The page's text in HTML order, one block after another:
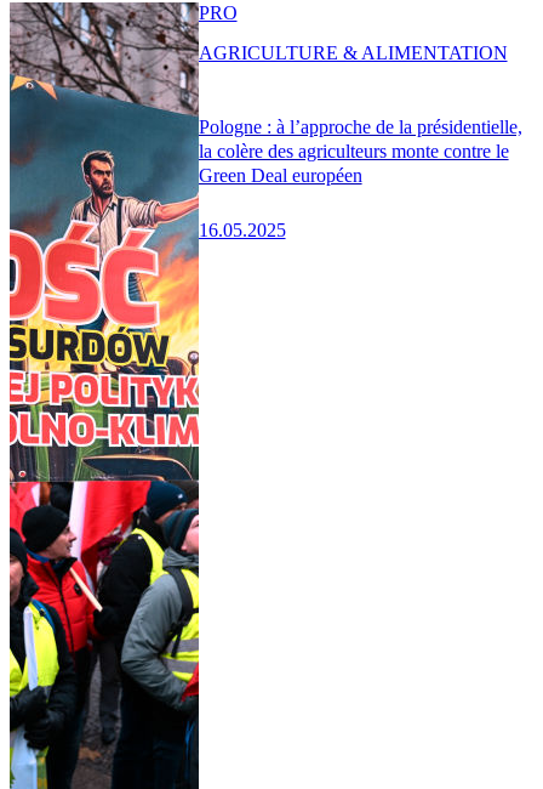
Pologne : à l’approche de la présidentielle,
la colère des agriculteurs monte contre le
Green Deal européen
16.05.2025
PRO
AGRICULTURE & ALIMENTATION